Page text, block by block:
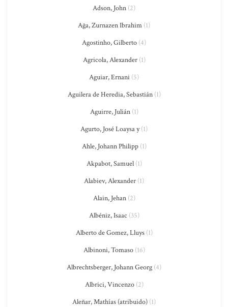
Adson, John (2)
Ağa, Zurnazen Ibrahim (1)
Agostinho, Gilberto (4)
Agricola, Alexander(1)
Aguiar, Ernani (5)
Aguilera de Heredia, Sebastián(1)
Aguirre, Julián(1)
Agurto, José Loaysa y(1)
Ahle, Johann Philipp(1)
Akpabot, Samuel(1)
Alabiev, Alexander (1)
Alain, Jehan(2)
Albéniz, Isaac (35)
Alberto de Gomez, Lluys(1)
Albinoni, Tomaso(16)
Albrechtsberger, Johann Georg (4)
Albrici, Vincenzo(2)
Aleñar, Mathías (atribuido) (1)